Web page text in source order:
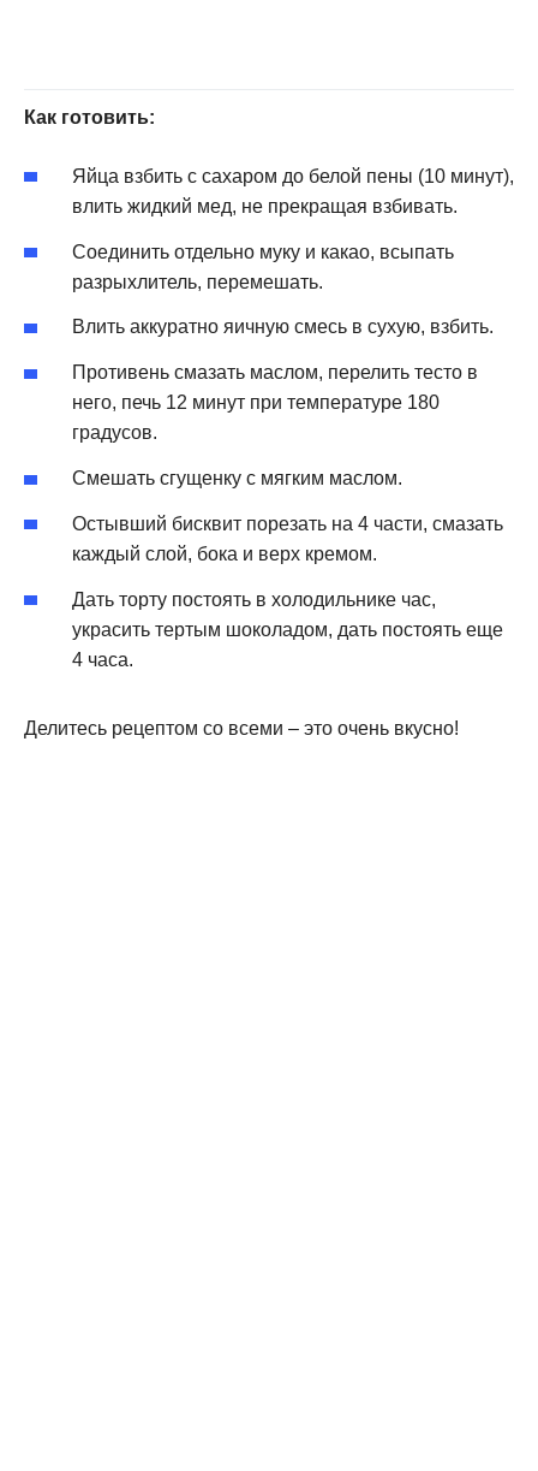
Как готовить:
Яйца взбить с сахаром до белой пены (10 минут),
влить жидкий мед, не прекращая взбивать.
Соединить отдельно муку и какао, всыпать
разрыхлитель, перемешать.
Влить аккуратно яичную смесь в сухую, взбить.
Противень смазать маслом, перелить тесто в
него, печь 12 минут при температуре 180
градусов.
Смешать сгущенку с мягким маслом.
Остывший бисквит порезать на 4 части, смазать
каждый слой, бока и верх кремом.
Дать торту постоять в холодильнике час,
украсить тертым шоколадом, дать постоять еще
4 часа.
Делитесь рецептом со всеми – это очень вкусно!